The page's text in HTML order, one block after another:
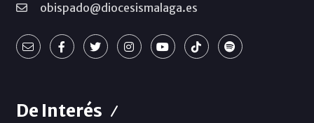
obispado@diocesismalaga.es
De Interés